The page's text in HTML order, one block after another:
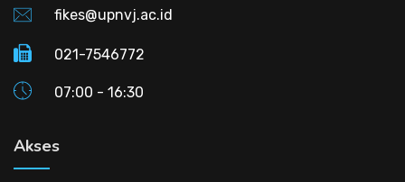
fikes@upnvj.ac.id
021-7546772
07:00 - 16:30
Akses